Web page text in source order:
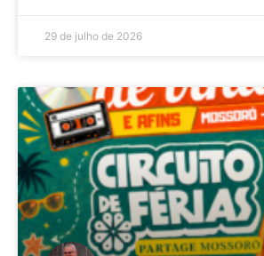
29 de julho de 2026